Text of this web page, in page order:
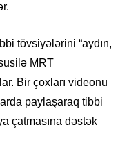
tövsiyələrini “aydın,
MRT
Bir çoxları videonu
paylaşaraq tibbi
çatmasına dəstək